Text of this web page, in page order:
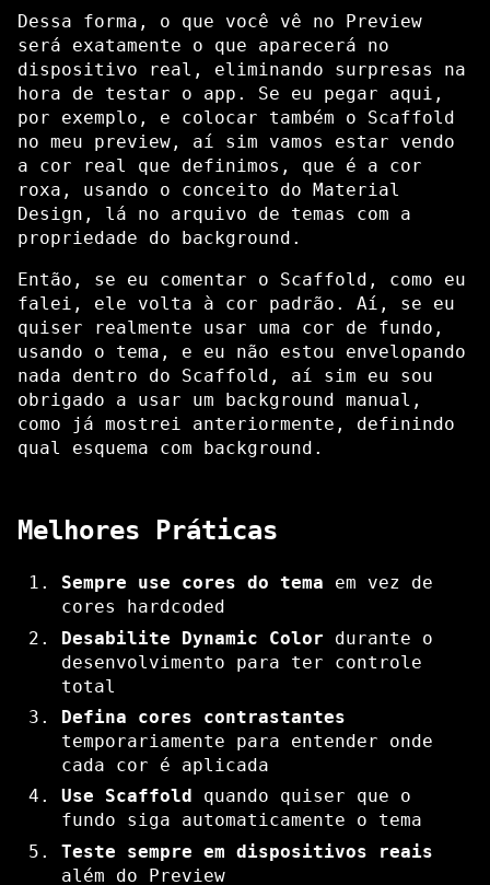
Dessa forma, o que você vê no Preview
será exatamente o que aparecerá no
dispositivo real, eliminando surpresas na
hora de testar o app. Se eu pegar aqui,
por exemplo, e colocar também o Scaffold
no meu preview, aí sim vamos estar vendo
a cor real que definimos, que é a cor
roxa, usando o conceito do Material
Design, lá no arquivo de temas com a
propriedade do background.
Então, se eu comentar o Scaffold, como eu
falei, ele volta à cor padrão. Aí, se eu
quiser realmente usar uma cor de fundo,
usando o tema, e eu não estou envelopando
nada dentro do Scaffold, aí sim eu sou
obrigado a usar um background manual,
como já mostrei anteriormente, definindo
qual esquema com background.
Melhores Práticas
Sempre use cores do tema em vez de
cores hardcoded
Desabilite Dynamic Color durante o
desenvolvimento para ter controle
total
Defina cores contrastantes
temporariamente para entender onde
cada cor é aplicada
Use Scaffold
quando quiser que o
fundo siga automaticamente o tema
Teste sempre em dispositivos reais
além do Preview